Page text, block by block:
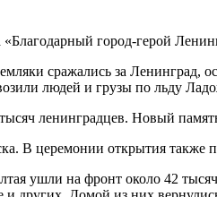
город-герой
сражались за Ленинград,
людей и грузы по льду
ленинградцев. Новый
В церемонии открытия также
ушли на фронт около 42